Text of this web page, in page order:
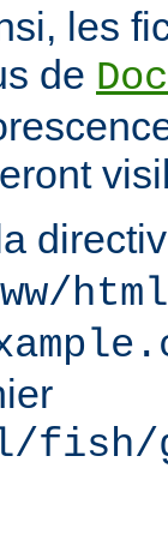
les
de
html
fish/